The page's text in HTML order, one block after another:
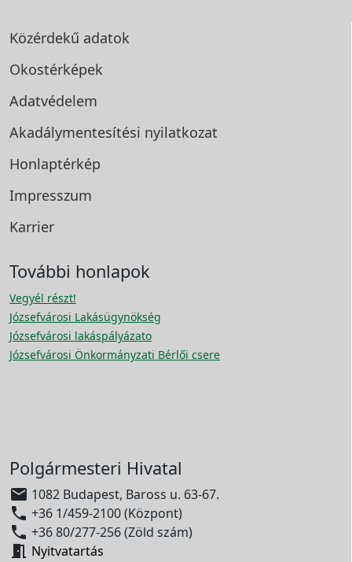
Közérdekű adatok
Okostérképek
Adatvédelem
Akadálymentesítési nyilatkozat
Honlaptérkép
Impresszum
Karrier
További honlapok
Vegyél részt!
Józsefvárosi Lakásügynökség
Józsefvárosi lakáspályázato
Józsefvárosi Önkormányzati Bérlői csere
Polgármesteri Hivatal
 1082 Budapest, Baross u. 63-67.
 +36 1/459-2100 (Központ)
 +36 80/277-256 (Zöld szám)
 Nyitvatartás